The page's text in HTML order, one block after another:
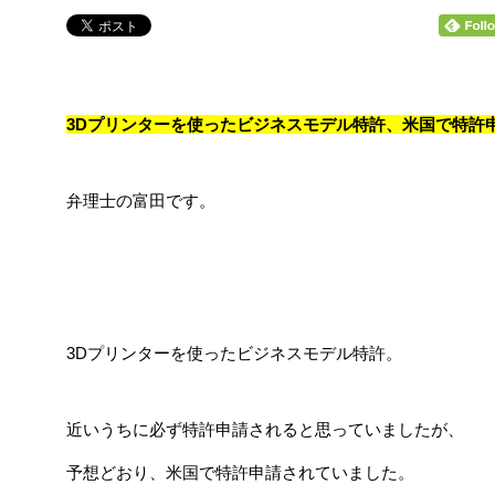
3Dプリンターを使ったビジネスモデル特許、米国で特許
弁理士の富田です。
3Dプリンターを使ったビジネスモデル特許。
近いうちに必ず特許申請されると思っていましたが、
予想どおり、米国で特許申請されていました。